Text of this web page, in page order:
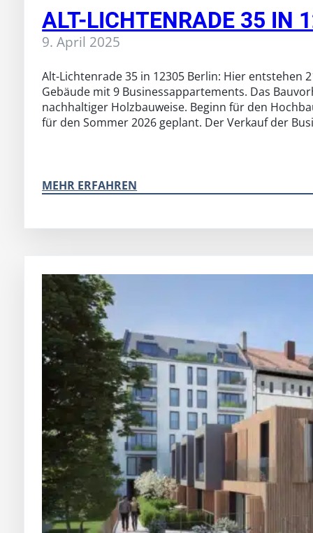
ALT-LICHTENRADE 35 IN
9. April 2025
Alt-Lichtenrade 35 in 12305 Berlin: Hier
Gebäude mit 9 Businessappartements. Das
nachhaltiger Holzbauweise. Beginn für den
für den Sommer 2026 geplant. Der Verkauf der
MEHR ERFAHREN